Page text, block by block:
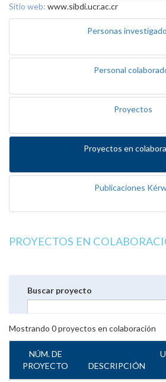
Sitio web: www.sibdi.ucr.ac.cr
Personas
Personal
Proyectos
Proyectos en
Publicaciones
PROYECTOS EN
Buscar proyecto
Mostrando 0proyectos en colaboración
NÚM. DE
PROYECTO
DESCRIPCIÓN